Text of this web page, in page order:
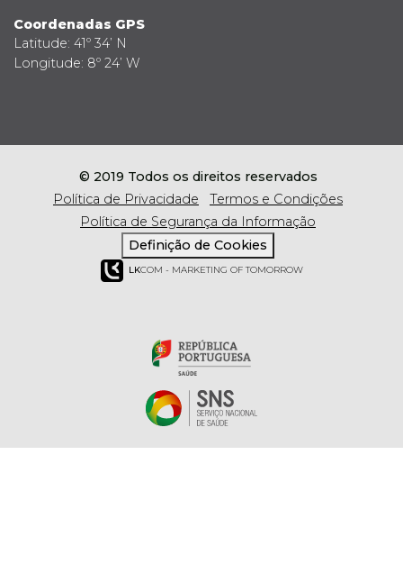
Coordenadas GPS
Latitude: 41º 34’ N
Longitude: 8º 24’ W
© 2019 Todos os direitos reservados
Política de Privacidade
Termos e Condições
Política de Segurança da Informação
Definição de Cookies
LKCOM - MARKETING OF TOMORROW